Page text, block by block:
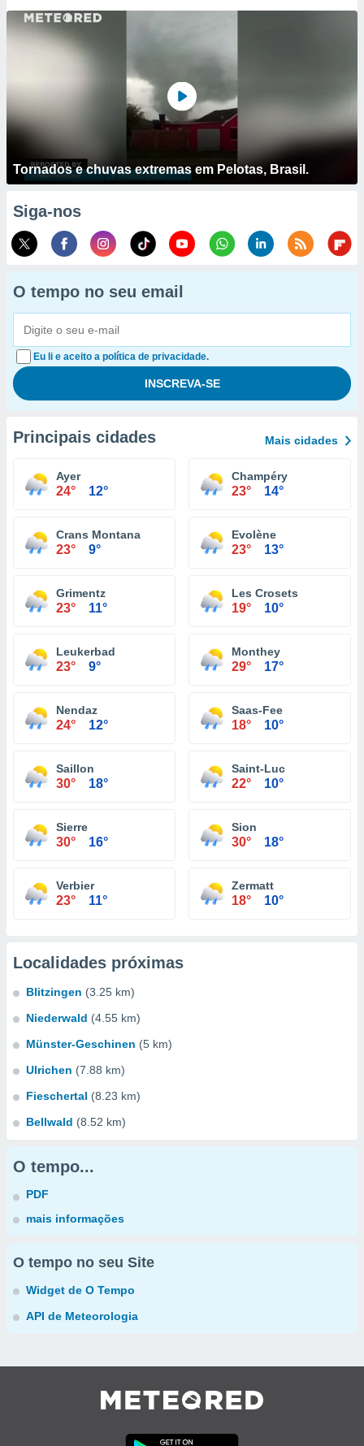
Tornados e chuvas extremas em Pelotas, Brasil.
Siga-nos
O tempo no seu email
Eu li e aceito a política de privacidade.
Principais cidades Mais cidades
Ayer
24° 12°
Champéry
23° 14°
Crans Montana
23° 9°
Evolène
23° 13°
Grimentz
23° 11°
Les Crosets
19° 10°
Leukerbad
23° 9°
Monthey
29° 17°
Nendaz
24° 12°
Saas-Fee
18° 10°
Saillon
30° 18°
Saint-Luc
22° 10°
Sierre
30° 16°
Sion
30° 18°
Verbier
23° 11°
Zermatt
18° 10°
Localidades próximas
Blitzingen (3.25 km)
Niederwald (4.55 km)
Münster-Geschinen (5 km)
Ulrichen (7.88 km)
Fieschertal (8.23 km)
Bellwald (8.52 km)
O tempo...
PDF
mais informações
O tempo no seu Site
Widget de O Tempo
API de Meteorologia